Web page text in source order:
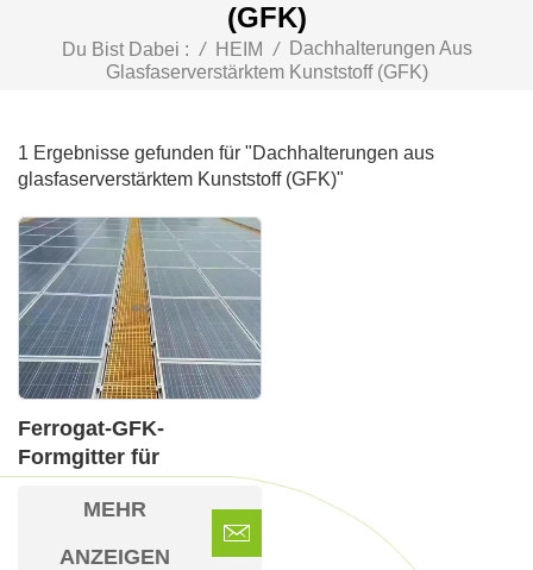
(GFK)
Du Bist Dabei : / HEIM /
Dachhalterungen Aus
Glasfaserverstärktem Kunststoff (GFK)
1 Ergebnisse gefunden für "Dachhalterungen aus
glasfaserverstärktem Kunststoff (GFK)"
Ferrogat-GFK-
Formgitter für
Solarmodulmontage
MEHR
ANZEIGEN